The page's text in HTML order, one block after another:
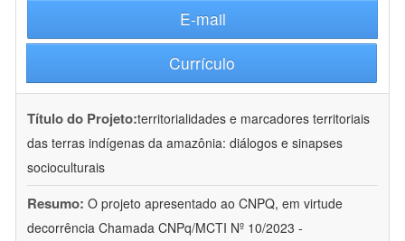
E-mail
Currículo
Título do Projeto:territorialidades e marcadores territoriais
das terras indígenas da amazônia: diálogos e sinapses
socioculturais
Resumo: O projeto apresentado ao CNPQ, em virtude
decorrência Chamada CNPq/MCTI Nº 10/2023 -